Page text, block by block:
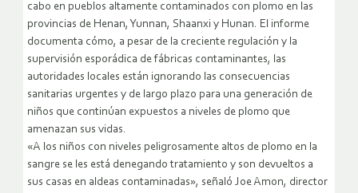
cabo en pueblos altamente contaminados con plomo en las
provincias de Henan, Yunnan, Shaanxi y Hunan. El informe
documenta cómo, a pesar de la creciente regulación y la
supervisión esporádica de fábricas contaminantes, las
autoridades locales están ignorando las consecuencias
sanitarias urgentes y de largo plazo para una generación de
niños que continúan expuestos a niveles de plomo que
amenazan sus vidas.
«A los niños con niveles peligrosamente altos de plomo en la
sangre se les está denegando tratamiento y son devueltos a
sus casas en aldeas contaminadas», señaló Joe Amon, director